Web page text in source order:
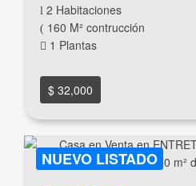
2 Habitaciones
160 M² contrucción
1 Plantas
$ 32,000
NUEVO LISTADO